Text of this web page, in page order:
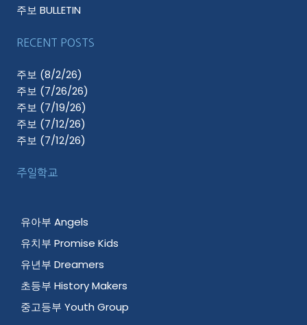
주보 BULLETIN
RECENT POSTS
주보 (8/2/26)
주보 (7/26/26)
주보 (7/19/26)
주보 (7/12/26)
주보 (7/12/26)
주일학교
유아부 Angels
유치부 Promise Kids
유년부 Dreamers
초등부 History Makers
중고등부 Youth Group